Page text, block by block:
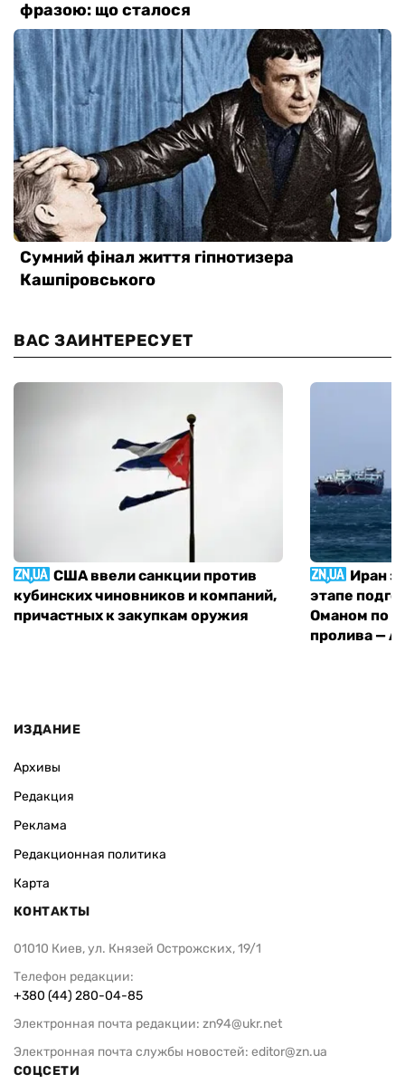
ВАС ЗАИНТЕРЕСУЕТ
США ввели санкции против
кубинских чиновников и компаний,
причастных к закупкам оружия
Иран
этапе
Оманом по
пролива —
ИЗДАНИЕ
Архивы
Редакция
Реклама
Редакционная политика
Карта
КОНТАКТЫ
01010 Киев, ул. Князей Острожских, 19/1
Телефон редакции:
+380 (44) 280-04-85
Электронная почта редакции: zn94@ukr.net
Электронная почта службы новостей: editor@zn.ua
СОЦСЕТИ